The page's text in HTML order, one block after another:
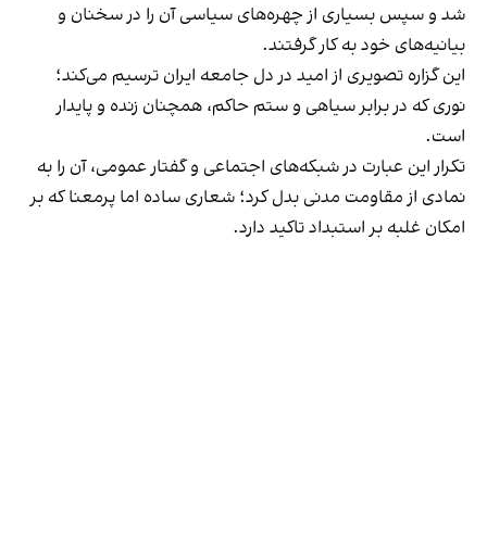
شد و سپس بسیاری از چهره‌های سیاسی آن را در سخنان و
بیانیه‌های خود به کار گرفتند.
‏این گزاره تصویری از امید در دل جامعه ایران ترسیم می‌کند؛
نوری که در برابر سیاهی و ستم حاکم، همچنان زنده و پایدار
است.
‏تکرار این عبارت در شبکه‌های اجتماعی و گفتار عمومی، آن را به
نمادی از مقاومت مدنی بدل کرد؛ شعاری ساده اما پرمعنا که بر
امکان غلبه بر استبداد تاکید دارد.